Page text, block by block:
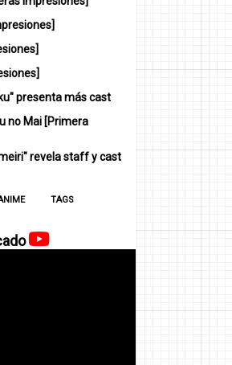
presenta más cast
no Mai [Primera
revela staff y cast
TAGS